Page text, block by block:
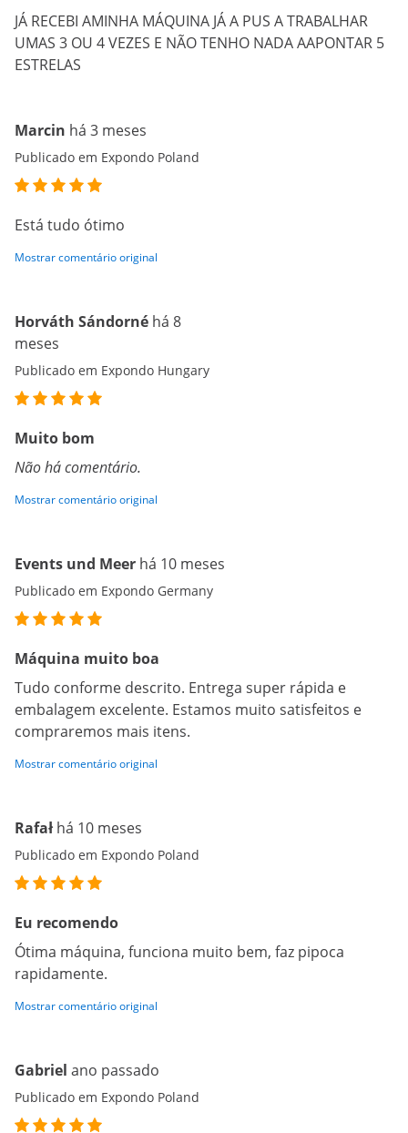
JÁ RECEBI AMINHA MÁQUINA JÁ A PUS A TRABALHAR
UMAS 3 OU 4 VEZES E NÃO TENHO NADA AAPONTAR 5
ESTRELAS
Marcin há 3 meses
Publicado em Expondo Poland
Está tudo ótimo
Mostrar comentário original
Horváth Sándorné há 8
meses
Publicado em Expondo Hungary
Muito bom
Não há comentário.
Mostrar comentário original
Events und Meer há 10 meses
Publicado em Expondo Germany
Máquina muito boa
Tudo conforme descrito. Entrega super rápida e
embalagem excelente. Estamos muito satisfeitos e
compraremos mais itens.
Mostrar comentário original
Rafał há 10 meses
Publicado em Expondo Poland
Eu recomendo
Ótima máquina, funciona muito bem, faz pipoca
rapidamente.
Mostrar comentário original
Gabriel ano passado
Publicado em Expondo Poland